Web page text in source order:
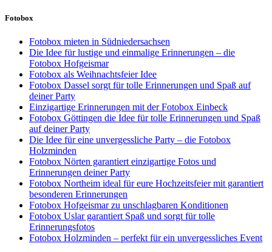
Fotobox
Fotobox mieten in Südniedersachsen
Die Idee für lustige und einmalige Erinnerungen – die
Fotobox Hofgeismar
Fotobox als Weihnachtsfeier Idee
Fotobox Dassel sorgt für tolle Erinnerungen und Spaß auf
deiner Party
Einzigartige Erinnerungen mit der Fotobox Einbeck
Fotobox Göttingen die Idee für tolle Erinnerungen und Spaß
auf deiner Party
Die Idee für eine unvergessliche Party – die Fotobox
Holzminden
Fotobox Nörten garantiert einzigartige Fotos und
Erinnerungen deiner Party
Fotobox Northeim ideal für eure Hochzeitsfeier mit garantiert
besonderen Erinnerungen
Fotobox Hofgeismar zu unschlagbaren Konditionen
Fotobox Uslar garantiert Spaß und sorgt für tolle
Erinnerungsfotos
Fotobox Holzminden – perfekt für ein unvergessliches Event